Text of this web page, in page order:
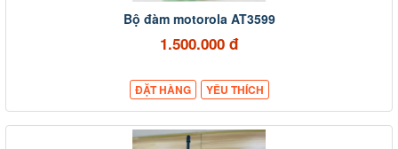
Bộ đàm motorola AT3599
1.500.000 đ
ĐẶT HÀNG YÊU THÍCH